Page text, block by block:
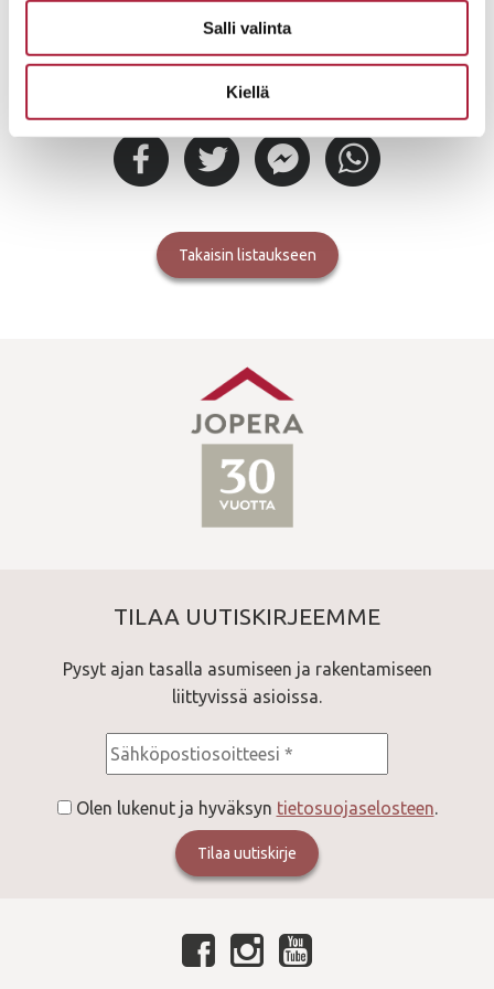
Salli valinta
Kiellä
Laita jakoon!
takaisin listaukseen
TILAA UUTISKIRJEEMME
Pysyt ajan tasalla asumiseen ja rakentamiseen
liittyvissä asioissa.
Consent *
Olen lukenut ja hyväksyn tietosuojaselosteen.